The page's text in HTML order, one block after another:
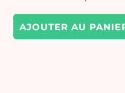
AJOUTER AU